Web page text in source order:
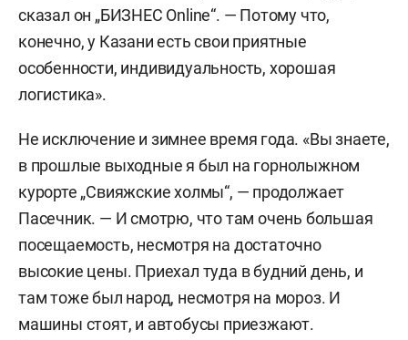
сказал он „БИЗНЕС Online“. — Потому что,
конечно, у Казани есть свои приятные
особенности, индивидуальность, хорошая
логистика».
Не исключение и зимнее время года. «Вы знаете,
в прошлые выходные я был на горнолыжном
курорте „Свияжские холмы“, — продолжает
Пасечник. — И смотрю, что там очень большая
посещаемость, несмотря на достаточно
высокие цены. Приехал туда в будний день, и
там тоже был народ, несмотря на мороз. И
машины стоят, и автобусы приезжают.